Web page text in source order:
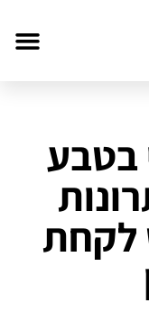
בטבע
לקחת